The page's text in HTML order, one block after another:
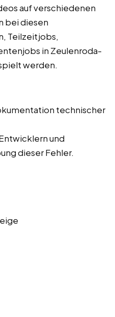
auf verschiedenen
bei diesen
Teilzeitjobs,
in Zeulenroda-
werden.
technischer
und
dieser Fehler.